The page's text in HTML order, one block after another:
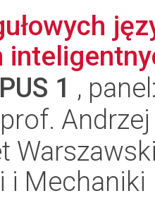
1 ,
Andrzej
i Mechaniki